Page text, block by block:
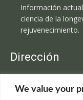
We value your
Información
ciencia de la
rejuvenecimiento.
Dirección
C/Claudio